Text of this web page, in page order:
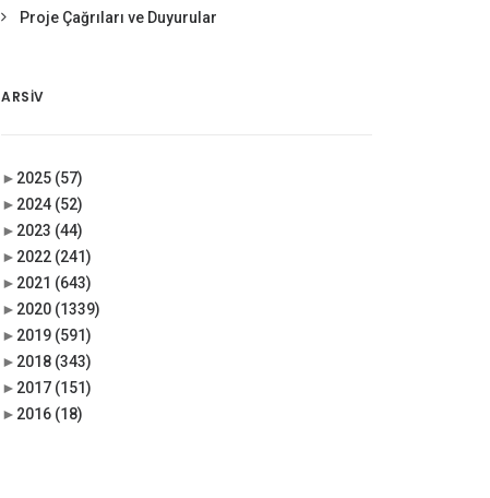
Proje Çağrıları ve Duyurular
ARSIV
► 2025 (57)
► 2024 (52)
► 2023 (44)
► 2022 (241)
► 2021 (643)
► 2020 (1339)
► 2019 (591)
► 2018 (343)
► 2017 (151)
► 2016 (18)